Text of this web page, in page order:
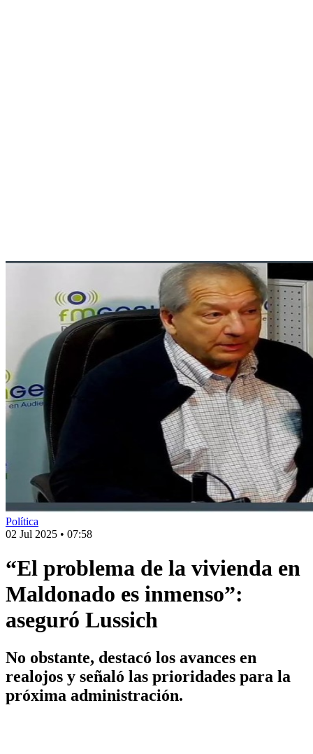
Política
02 Jul 2025 • 07:58
“El problema de la vivienda en
Maldonado es inmenso”:
aseguró Lussich
No obstante, destacó los avances en
realojos y señaló las prioridades para la
próxima administración.